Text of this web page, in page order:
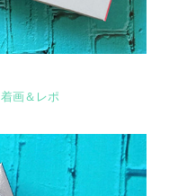
着画＆レポ